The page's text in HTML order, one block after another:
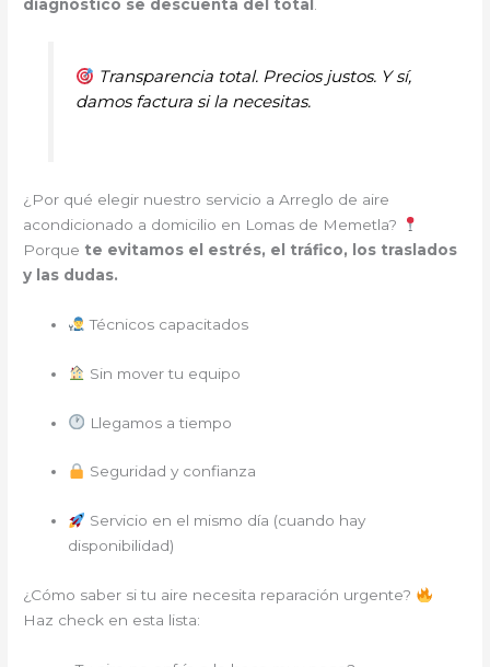
diagnóstico se descuenta del total
Transparencia total. Precios justos. Y sí,
damos factura si la necesitas.
¿Por qué elegir nuestro servicio a Arreglo de aire
acondicionado a domicilio en Lomas de Memetla?
Porque te evitamos el estrés, el tráfico, los traslados
y las dudas.
Técnicos capacitados
Sin mover tu equipo
Llegamos a tiempo
Seguridad y confianza
Servicio en el mismo día (cuando hay
disponibilidad)
¿Cómo saber si tu aire necesita reparación urgente?
Haz check en esta lista: